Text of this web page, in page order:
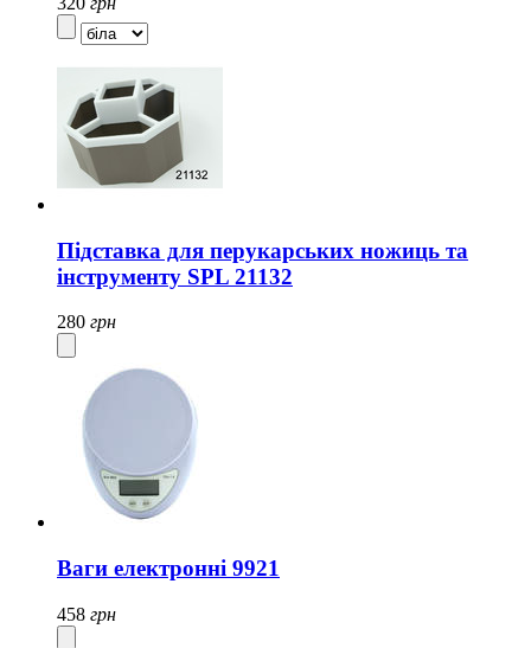
Підставка для перукарських ножиць та
інструменту SPL 21132
280 грн
Ваги електронні 9921
458 грн